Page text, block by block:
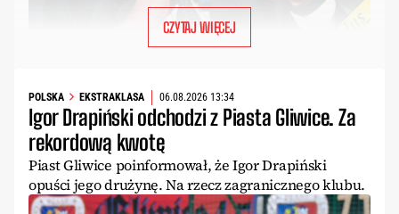
CZYTAJ WIĘCEJ
POLSKA EKSTRAKLASA 06.08.2026 13:34
Igor Drapiński odchodzi z Piasta Gliwice. Za
rekordową kwotę
Piast Gliwice poinformował, że Igor Drapiński
opuści jego drużynę. Na rzecz zagranicznego klubu.